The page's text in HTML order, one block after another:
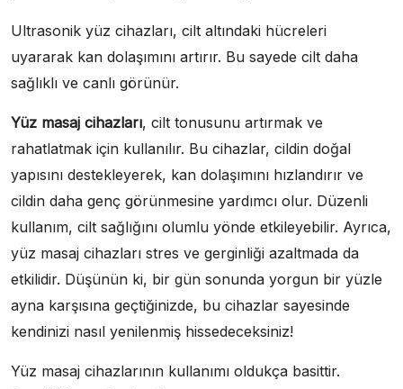
Ultrasonik yüz cihazları, cilt altındaki hücreleri
uyararak kan dolaşımını artırır. Bu sayede cilt daha
sağlıklı ve canlı görünür.
Yüz masaj cihazları, cilt tonusunu artırmak ve
rahatlatmak için kullanılır. Bu cihazlar, cildin doğal
yapısını destekleyerek, kan dolaşımını hızlandırır ve
cildin daha genç görünmesine yardımcı olur. Düzenli
kullanım, cilt sağlığını olumlu yönde etkileyebilir. Ayrıca,
yüz masaj cihazları stres ve gerginliği azaltmada da
etkilidir. Düşünün ki, bir gün sonunda yorgun bir yüzle
ayna karşısına geçtiğinizde, bu cihazlar sayesinde
kendinizi nasıl yenilenmiş hissedeceksiniz!
Yüz masaj cihazlarının kullanımı oldukça basittir.